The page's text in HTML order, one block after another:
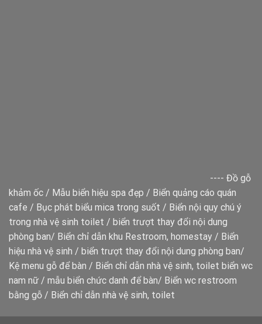
---- Đồ gỗ
khảm ốc / Mẫu biển hiệu spa đẹp / Biển quảng cáo quán
cafe / Bục phát biểu mica trong suốt / Biển nội quy chú ý
trong nhà vệ sinh toilet / biển trượt thay đổi nội dung
phòng ban/ Biển chỉ dẫn khu Restroom, homestay / Biển
hiệu nhà vệ sinh / biển trượt thay đổi nội dung phòng ban/
Kệ menu gỗ để bàn / Biển chỉ dẫn nhà vệ sinh, toilet biển wc
nam nữ / mẫu biển chức danh để bàn/ Biển wc restroom
bằng gỗ / Biển chỉ dẫn nhà vệ sinh, toilet